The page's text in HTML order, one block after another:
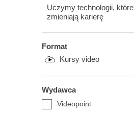
Uczymy technologii, które
zmieniają karierę
Format
Kursy video
Wydawca
Videopoint